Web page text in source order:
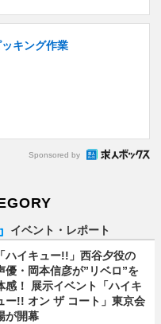
キング作業
Sponsored by
イベント・レポート
「ハイキュー!!」西谷夕役の
優・岡本信彦が”リベロ”を
感！ 展示イベント「ハイキ
ー!! オン ザ コート」東京会
が開幕